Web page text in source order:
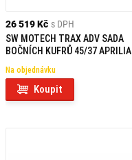
26 519 Kč s DPH
SW MOTECH TRAX ADV SADA
BOČNÍCH KUFRŮ 45/37 APRILIA
Na objednávku
Koupit